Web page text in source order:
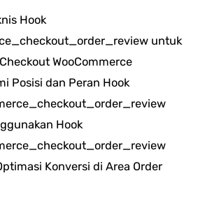
Hook
untuk
WooCommerce
Posisi dan Peran Hook
Hook
Konversi di Area Order